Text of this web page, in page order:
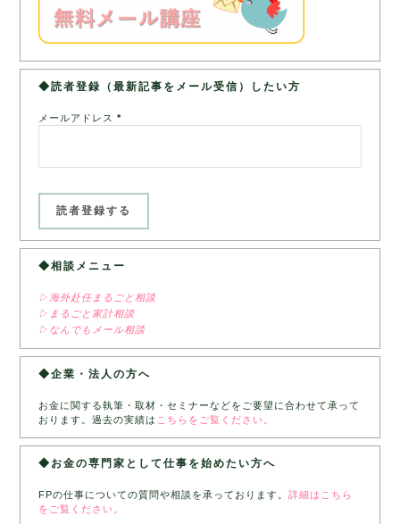
◆読者登録（最新記事をメール受信）したい方
メールアドレス*
◆相談メニュー
▷海外赴任まるごと相談
▷まるごと家計相談
▷なんでもメール相談
◆企業・法人の方へ
お金に関する執筆・取材・セミナーなどをご要望に合わせて承って
おります。過去の実績は こちらをご覧ください。
◆お金の専門家として仕事を始めたい方へ
FPの仕事についての質問や相談を承っております。詳細はこちら
をご覧ください。